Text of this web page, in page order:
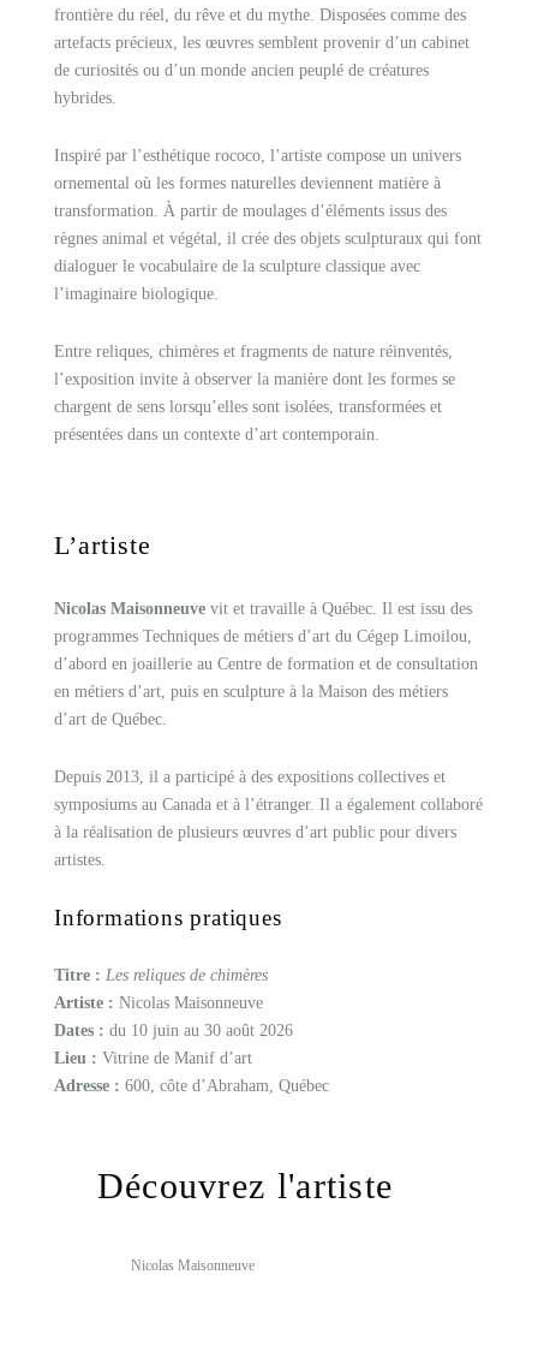
frontière du réel, du rêve et du mythe. Disposées comme des
artefacts précieux, les œuvres semblent provenir d’un cabinet
de curiosités ou d’un monde ancien peuplé de créatures
hybrides.
Inspiré par l’esthétique rococo, l’artiste compose un univers
ornemental où les formes naturelles deviennent matière à
transformation. À partir de moulages d’éléments issus des
règnes animal et végétal, il crée des objets sculpturaux qui font
dialoguer le vocabulaire de la sculpture classique avec
l’imaginaire biologique.
Entre reliques, chimères et fragments de nature réinventés,
l’exposition invite à observer la manière dont les formes se
chargent de sens lorsqu’elles sont isolées, transformées et
présentées dans un contexte d’art contemporain.
L’artiste
Nicolas Maisonneuve vit et travaille à Québec. Il est issu des
programmes Techniques de métiers d’art du Cégep Limoilou,
d’abord en joaillerie au Centre de formation et de consultation
en métiers d’art, puis en sculpture à la Maison des métiers
d’art de Québec.
Depuis 2013, il a participé à des expositions collectives et
symposiums au Canada et à l’étranger. Il a également collaboré
à la réalisation de plusieurs œuvres d’art public pour divers
artistes.
Informations pratiques
Titre : Les reliques de chimères
Artiste : Nicolas Maisonneuve
Dates : du 10 juin au 30 août 2026
Lieu : Vitrine de Manif d’art
Adresse : 600, côte d’Abraham, Québec
Découvrez l'artiste
Nicolas Maisonneuve